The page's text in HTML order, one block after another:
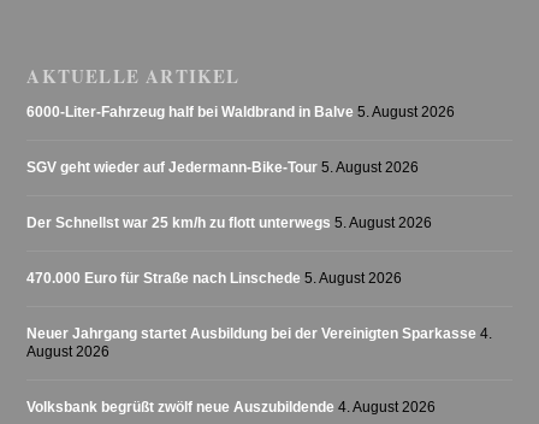
AKTUELLE ARTIKEL
6000-Liter-Fahrzeug half bei Waldbrand in Balve 5. August 2026
SGV geht wieder auf Jedermann-Bike-Tour 5. August 2026
Der Schnellst war 25 km/h zu flott unterwegs 5. August 2026
470.000 Euro für Straße nach Linschede 5. August 2026
Neuer Jahrgang startet Ausbildung bei der Vereinigten Sparkasse 4.
August 2026
Volksbank begrüßt zwölf neue Auszubildende 4. August 2026